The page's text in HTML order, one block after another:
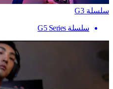
سلسلة G3
سلسلة G5 Series